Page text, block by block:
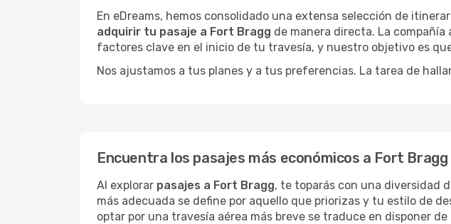
En eDreams, hemos consolidado una extensa selección de
adquirir tu pasaje a Fort Bragg de manera directa. La
factores clave en el inicio de tu travesía, y nuestro objetivo es
Nos ajustamos a tus planes y a tus preferencias. La tarea de
Encuentra los pasajes más económicos a Fort Bragg
Al explorar pasajes a Fort Bragg, te toparás con una diversidad
más adecuada se define por aquello que priorizas y tu estilo de
optar por una travesía aérea más breve se traduce en disponer